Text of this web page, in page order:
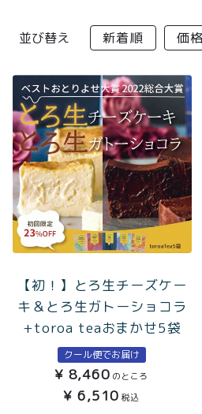
並び替え 新着順 価
【初！】とろ生チーズケー
キ＆とろ生ガトーショコラ
+toroa teaおまかせ5袋
クール便でお届け
¥ 8,460 のところ
¥ 6,510 税込